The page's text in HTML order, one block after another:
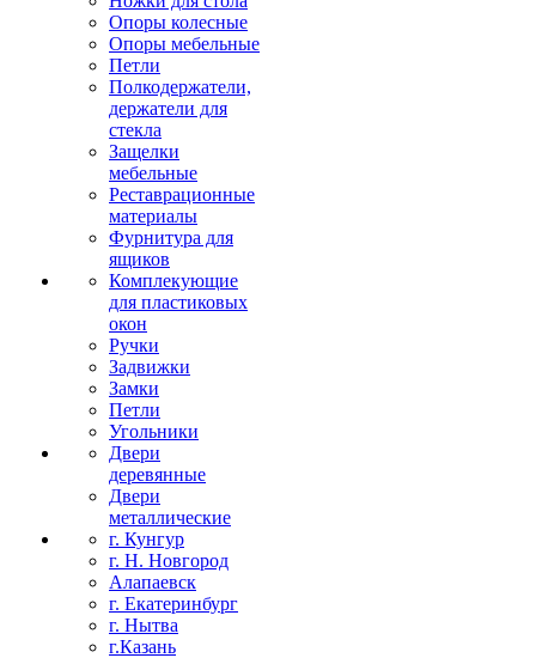
Опоры колесные
Опоры мебельные
Петли
Полкодержатели,
держатели для
стекла
Защелки
мебельные
Реставрационные
материалы
Фурнитура для
ящиков
Комплекующие
для пластиковых
окон
Ручки
Задвижки
Замки
Петли
Угольники
Двери
деревянные
Двери
металлические
г. Кунгур
г. Н. Новгород
Алапаевск
г. Екатеринбург
г. Нытва
г.Казань